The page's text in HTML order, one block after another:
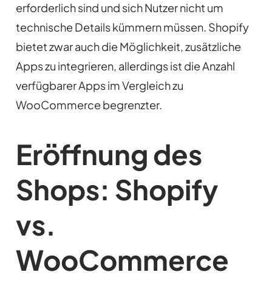
erforderlich sind und sich Nutzer nicht um
technische Details kümmern müssen. Shopify
bietet zwar auch die Möglichkeit, zusätzliche
Apps zu integrieren, allerdings ist die Anzahl
verfügbarer Apps im Vergleich zu
WooCommerce begrenzter.
Eröffnung des
Shops: Shopify
vs.
WooCommerce